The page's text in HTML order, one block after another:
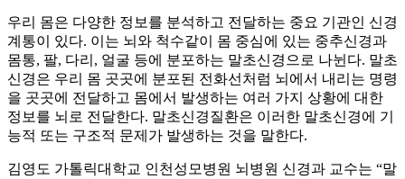
우리 몸은 다양한 정보를 분석하고 전달하는 중요 기관인 신경
계통이 있다. 이는 뇌와 척수같이 몸 중심에 있는 중추신경과
몸통, 팔, 다리, 얼굴 등에 분포하는 말초신경으로 나뉜다. 말초
신경은 우리 몸 곳곳에 분포된 전화선처럼 뇌에서 내리는 명령
을 곳곳에 전달하고 몸에서 발생하는 여러 가지 상황에 대한
정보를 뇌로 전달한다. 말초신경질환은 이러한 말초신경에 기
능적 또는 구조적 문제가 발생하는 것을 말한다.
김영도 가톨릭대학교 인천성모병원 뇌병원 신경과 교수는 “말